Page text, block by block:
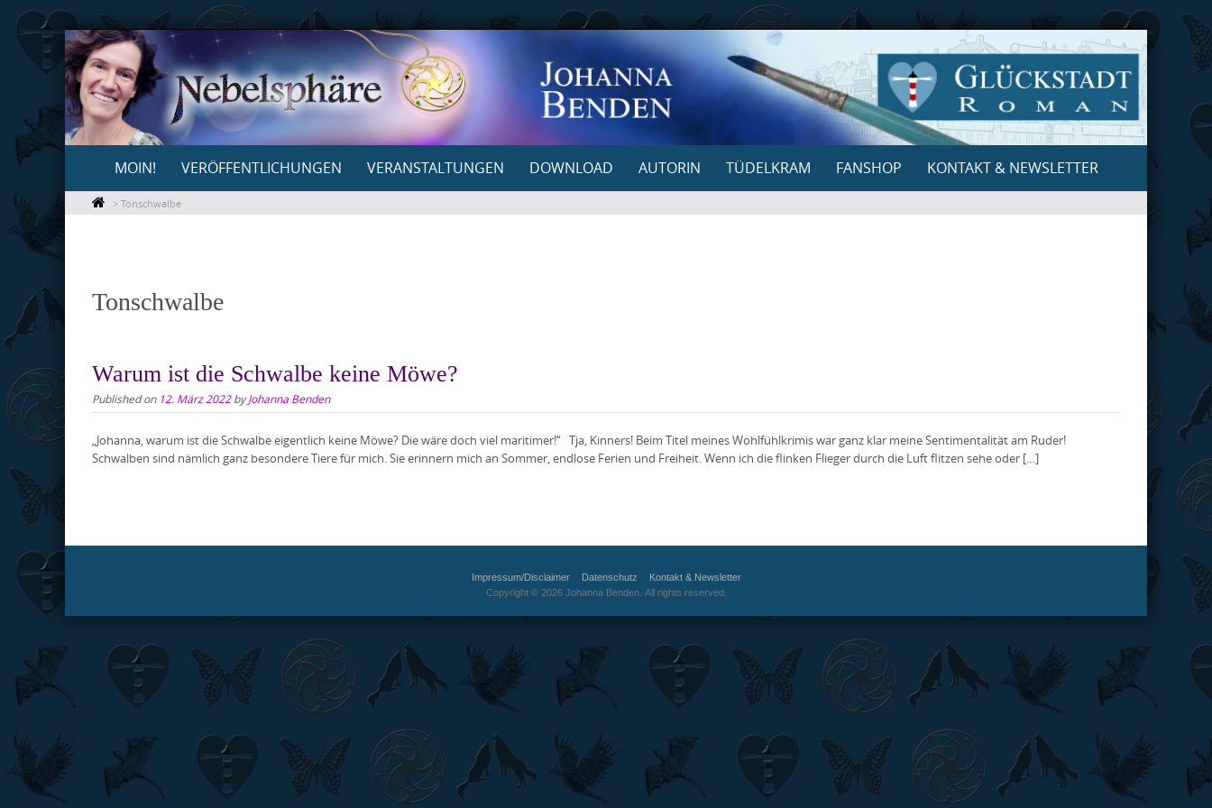
Skip
to
content
content
MOIN! VERÖFFENTLICHUNGEN VERANSTALTUNGEN DOWNLOAD AUTORIN TÜDELKRAM FANSHOP KONTAKT & NEWSLETTER
> Tonschwalbe
Tonschwalbe
Warum ist die Schwalbe keine Möwe?
Published on 12. März 2022byJohanna Benden
„Johanna, warum ist die Schwalbe eigentlich keine Möwe? Die wäre doch viel maritimer!“ Tja, Kinners! Beim Titel meines Wohlfühlkrimis war ganz klar meine Sentimentalität am Ruder!
Schwalben sind nämlich ganz besondere Tiere für mich. Sie erinnern mich an Sommer, endlose Ferien und Freiheit. Wenn ich die flinken Flieger durch die Luft flitzen sehe oder […]
Impressum/Disclaimer Datenschutz
Kontakt & Newsletter
Copyright © 2026 Johanna Benden. All rights reserved.